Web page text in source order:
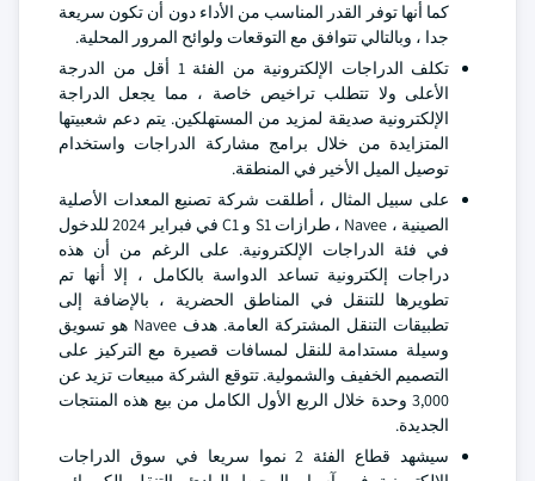
كما أنها توفر القدر المناسب من الأداء دون أن تكون سريعة
جدا ، وبالتالي تتوافق مع التوقعات ولوائح المرور المحلية.
تكلف الدراجات الإلكترونية من الفئة 1 أقل من الدرجة
الأعلى ولا تتطلب تراخيص خاصة ، مما يجعل الدراجة
الإلكترونية صديقة لمزيد من المستهلكين. يتم دعم شعبيتها
المتزايدة من خلال برامج مشاركة الدراجات واستخدام
توصيل الميل الأخير في المنطقة.
على سبيل المثال ، أطلقت شركة تصنيع المعدات الأصلية
الصينية ، Navee ، طرازات S1 و C1 في فبراير 2024 للدخول
في فئة الدراجات الإلكترونية. على الرغم من أن هذه
دراجات إلكترونية تساعد الدواسة بالكامل ، إلا أنها تم
تطويرها للتنقل في المناطق الحضرية ، بالإضافة إلى
تطبيقات التنقل المشتركة العامة. هدف Navee هو تسويق
وسيلة مستدامة للنقل لمسافات قصيرة مع التركيز على
التصميم الخفيف والشمولية. تتوقع الشركة مبيعات تزيد عن
3,000 وحدة خلال الربع الأول الكامل من بيع هذه المنتجات
الجديدة.
سيشهد قطاع الفئة 2 نموا سريعا في سوق الدراجات